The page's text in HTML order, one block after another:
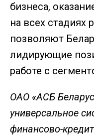
бизнеса,
на всех стадиях
позволяют
лидирующие
работе с
ОАО «АСБ
универсальное
финансово-